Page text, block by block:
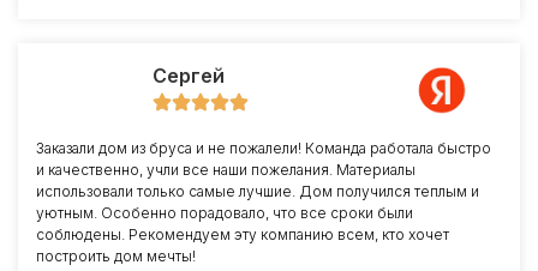
Сергей
Заказали дом из бруса и не пожалели! Команда работала быстро
и качественно, учли все наши пожелания. Материалы
использовали только самые лучшие. Дом получился теплым и
уютным. Особенно порадовало, что все сроки были
соблюдены. Рекомендуем эту компанию всем, кто хочет
построить дом мечты!